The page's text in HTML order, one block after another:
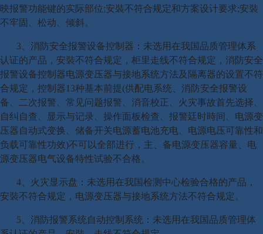
映报警功能键的实际部位;安裝不符合规定和方案设计要求;安裝
不牢固、松动、倾斜。
3、消防安全报警设备控制器：未选用在我国品质管理体系
认证的产品，安裝不符合规定，柜里走线不符合规定，消防安全
报警设备控制器电源变压器与接地系统方法及隔离器的设置不符
合规定，控制器13种基本前提(供配电系统、消防安全报警设
备、二次报警、常见问题报警、消音校正、火灾事故首先选择、
自纠自查、显示与记录、操作面板检查、报警廷时時间、电源变
压器自动式变换、储备开关电源蓄电池充电、电源电压可靠性和
负载可靠性功效)不可以全部进行，主、备电源变压器容量、电
源变压器电气设备特性试验不合格。
4、火灾显示盘：未选用在我国检测中心检验合格的产品，
安裝不符合规定，电源变压器与接地系统方法不符合规定。
5、消防报警系统自动控制系统：未选用在我国品质管理体